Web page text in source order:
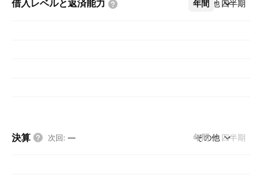
借入レベルと返済能力 年間 四半期
その他
決算 次回: — 年間 四半期
その他